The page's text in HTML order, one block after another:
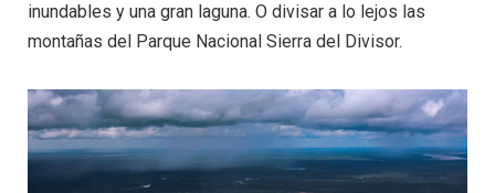
inundables y una gran laguna. O divisar a lo lejos las
montañas del Parque Nacional Sierra del Divisor.